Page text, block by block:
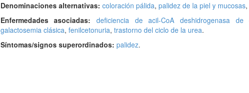
Denominaciones alternativas: coloración pálida, palidez de la piel y mucosas,
Enfermedades asociadas: deficiencia de acil-CoA deshidrogenasa de
galactosemia clásica, fenilcetonuria, trastorno del ciclo de la urea.
Síntomas/signos superordinados: palidez.